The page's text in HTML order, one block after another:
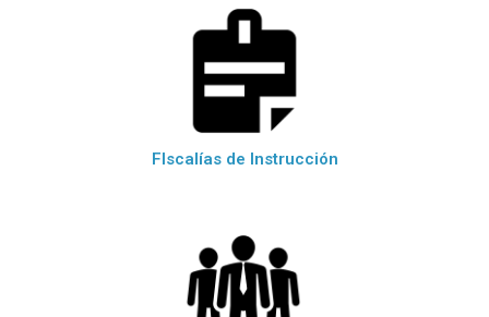
FIscalías de Instrucción